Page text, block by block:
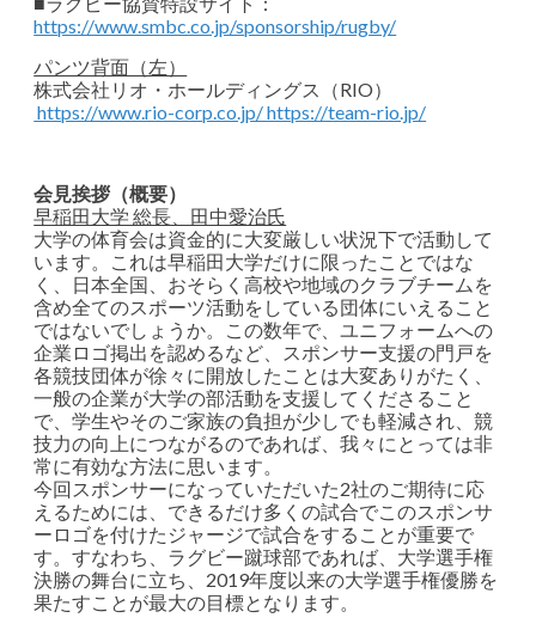
https://www.smbc.co.jp/sponsorship/rugby/
パンツ背面（左）
株式会社リオ・ホールディングス（RIO）
https://www.rio-corp.co.jp/ https://team-rio.jp/
会見挨拶（概要）
早稲田大学 総長、田中愛治氏
大学の体育会は資金的に大変厳しい状況下で活動して
います。これは早稲田大学だけに限ったことではな
く、日本全国、おそらく高校や地域のクラブチームを
含め全てのスポーツ活動をしている団体にいえること
ではないでしょうか。この数年で、ユニフォームへの
企業ロゴ掲出を認めるなど、スポンサー支援の門戸を
各競技団体が徐々に開放したことは大変ありがたく、
一般の企業が大学の部活動を支援してくださること
で、学生やそのご家族の負担が少しでも軽減され、競
技力の向上につながるのであれば、我々にとっては非
常に有効な方法に思います。
今回スポンサーになっていただいた2社のご期待に応
えるためには、できるだけ多くの試合でこのスポンサ
ーロゴを付けたジャージで試合をすることが重要で
す。すなわち、ラグビー蹴球部であれば、大学選手権
決勝の舞台に立ち、2019年度以来の大学選手権優勝を
果たすことが最大の目標となります。